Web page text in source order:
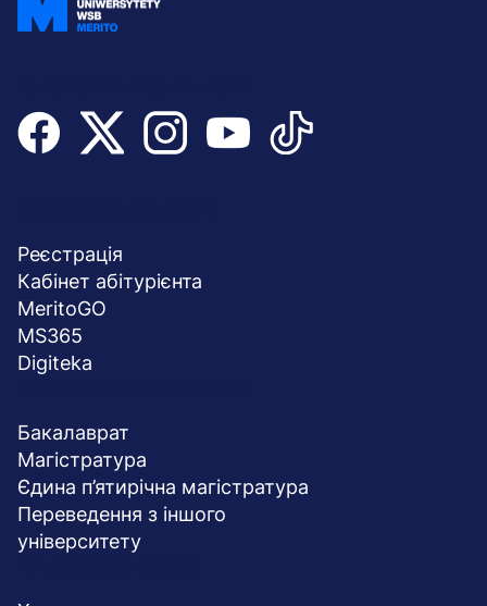
stopka
Реєстрація
Кабінет абітурієнта
MeritoGO
MS365
Digiteka
Бакалаврат
Магістратура
Єдина п’ятирічна магістратура
Переведення з іншого
університету